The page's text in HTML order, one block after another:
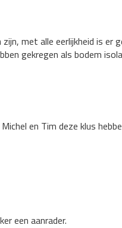
met alle eerlijkheid is er
gekregen als bodem
en Tim deze klus
een aanrader.